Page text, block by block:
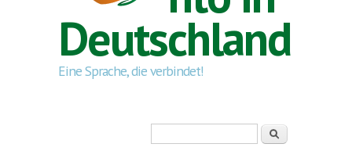
Deutschland
Eine Sprache, die verbindet!